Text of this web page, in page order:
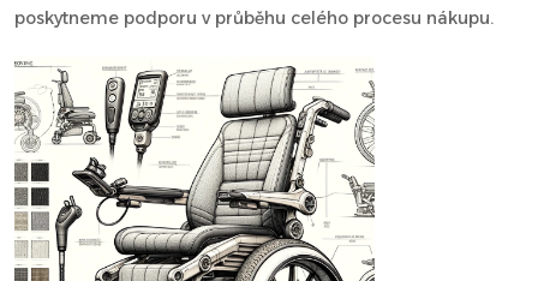
poskytneme podporu v průběhu celého procesu nákupu.